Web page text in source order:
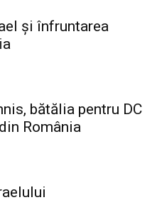
și înfruntarea
bătălia pentru DC
România